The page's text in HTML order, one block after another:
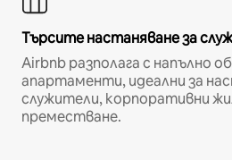
Търсите настаняване за
Airbnb разполага с напълно
апартаменти, идеални за
служители, корпоративни
преместване.